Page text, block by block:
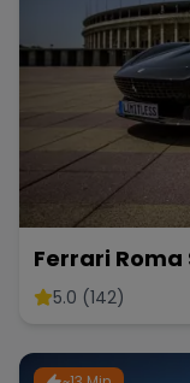
Ferrari
Berlin Cabrio
Lamborghini
5.0 (142)